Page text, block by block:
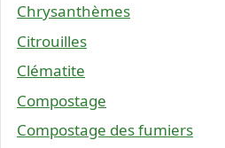
Chrysanthèmes
Citrouilles
Clématite
Compostage
Compostage des fumiers